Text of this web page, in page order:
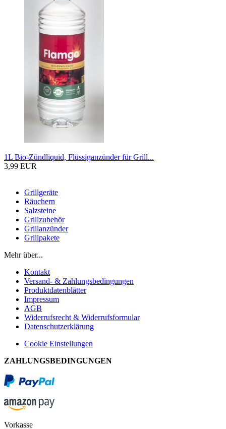
1L Bio-Zündliquid, Flüssiganzünder für Grill...
3,99 EUR
Grillgeräte
Räuchern
Salzsteine
Grillzubehör
Grillanzünder
Grillpakete
Mehr über...
Kontakt
Versand- & Zahlungsbedingungen
Produktdatenblätter
Impressum
AGB
Widerrufsrecht & Widerrufsformular
Datenschutzerklärung
Cookie Einstellungen
ZAHLUNGSBEDINGUNGEN
Vorkasse